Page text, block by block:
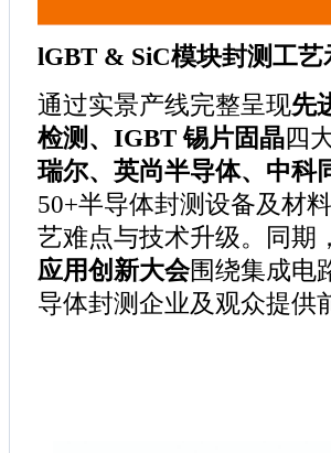
lGBT & SiC模块封测工艺
通过实景产线完整呈现先
检测、IGBT 锡片固晶四
瑞尔、英尚半导体、中科
50+半导体封测设备及材
艺难点与技术升级。同期，
应用创新大会围绕集成电
导体封测企业及观众提供